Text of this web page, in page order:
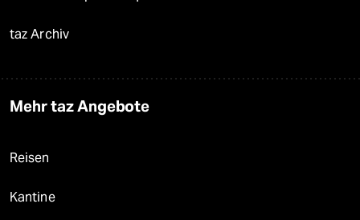
taz Archiv
Mehr taz Angebote
Reisen
Kantine